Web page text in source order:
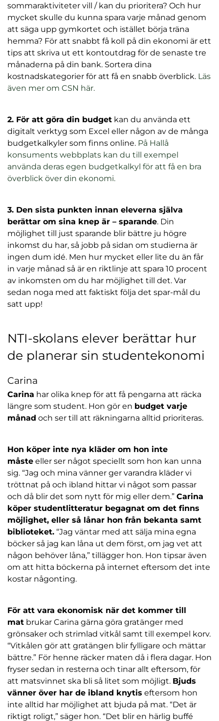
sommaraktiviteter vill / kan du prioritera? Och hur
mycket skulle du kunna spara varje månad genom
att säga upp gymkortet och istället börja träna
hemma? För att snabbt få koll på din ekonomi är ett
tips att skriva ut ett kontoutdrag för de senaste tre
månaderna på din bank. Sortera dina
kostnadskategorier för att få en snabb överblick. Läs
även mer om CSN här.(
p
n
a
s
i
n
t
f
ö
e
2. För att göra din budget kan du använda ett
digitalt verktyg som Excel eller någon av de många
budgetkalkyler som finns online. På Hallå
konsuments webbplats kan du till exempel
använda deras egen budgetkalkyl för att få en bra
överblick över din ekonomi.(
p
n
a
s
i
n
y
t
n
s
)
3. Den sista punkten innan eleverna själva
berättar om sina knep är – sparande. Din
möjlighet till just sparande blir bättre ju högre
inkomst du har, så jobb på sidan om studierna är
ingen dum idé. Men hur mycket eller lite du än får
in varje månad så är en riktlinje att spara 10 procent
av inkomsten om du har möjlighet till det. Var
sedan noga med att faktiskt följa det spar-mål du
satt upp!
NTI-skolans elever berättar hur
de planerar sin studentekonomi
Carina
Carina har olika knep för att få pengarna att räcka
längre som student. Hon gör en budget varje
månad och ser till att räkningarna alltid prioriteras.
Hon köper inte nya kläder om hon inte
måste eller ser något speciellt som hon kan unna
sig. “Jag och mina vänner ger varandra kläder vi
tröttnat på och ibland hittar vi något som passar
och då blir det som nytt för mig eller dem.” Carina
köper studentlitteratur begagnat om det finns
möjlighet, eller så lånar hon från bekanta samt
biblioteket. “Jag väntar med att sälja mina egna
böcker så jag kan låna ut dem först, om jag vet att
någon behöver låna,” tillägger hon. Hon tipsar även
om att hitta böckerna på internet eftersom det inte
kostar någonting.
För att vara ekonomisk när det kommer till
mat brukar Carina gärna göra gratänger med
grönsaker och strimlad vitkål samt till exempel korv.
“Vitkålen gör att gratängen blir fylligare och mättar
bättre.” För henne räcker maten då i flera dagar. Hon
fryser sedan in resterna och tinar allt eftersom, för
att matsvinnet ska bli så litet som möjligt. Bjuds
vänner över har de ibland knytis eftersom hon
inte alltid har möjlighet att bjuda på mat. “Det är
riktigt roligt,” säger hon. “Det blir en härlig buffé